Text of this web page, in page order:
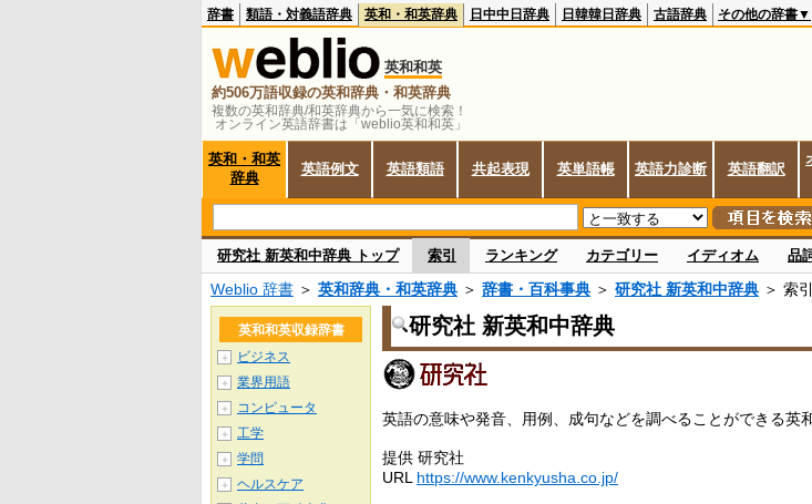
複数の英和辞典/和英辞典から一気に検索！
オンライン英語辞書は「weblio英和和英」
辞書 類語・対義語辞典 英和・和英辞典 日中中日辞典 日韓韓日辞典 古語辞典 その他の辞書▼
英和和英
約506万語収録の英和辞典・和英辞典
英和・和英
辞典
英語例文 英語類語 共起表現 英単語帳 英語力診断 英語翻訳
研究社 新英和中辞典 トップ 索引 ランキング カテゴリー イディオム 品
Weblio 辞書 ＞ 英和辞典・和英辞典 ＞ 辞書・百科事典 ＞ 研究社 新英和中辞典 ＞ 索引
研究社 新英和中辞典
英語の意味や発音、用例、成句などを調べることができる英
提供 研究社
URL https://www.kenkyusha.co.jp/
英和和英収録辞書
＋ ビジネス
＋ 業界用語
＋ コンピュータ
＋ 工学
＋ 学問
＋ ヘルスケア